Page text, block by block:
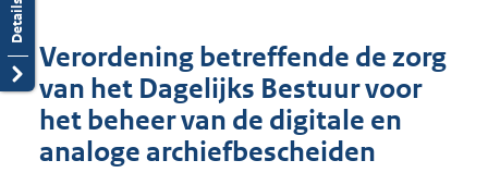
Verordening betreffende de zorg
van het Dagelijks Bestuur voor
het beheer van de digitale en
analoge archiefbescheiden